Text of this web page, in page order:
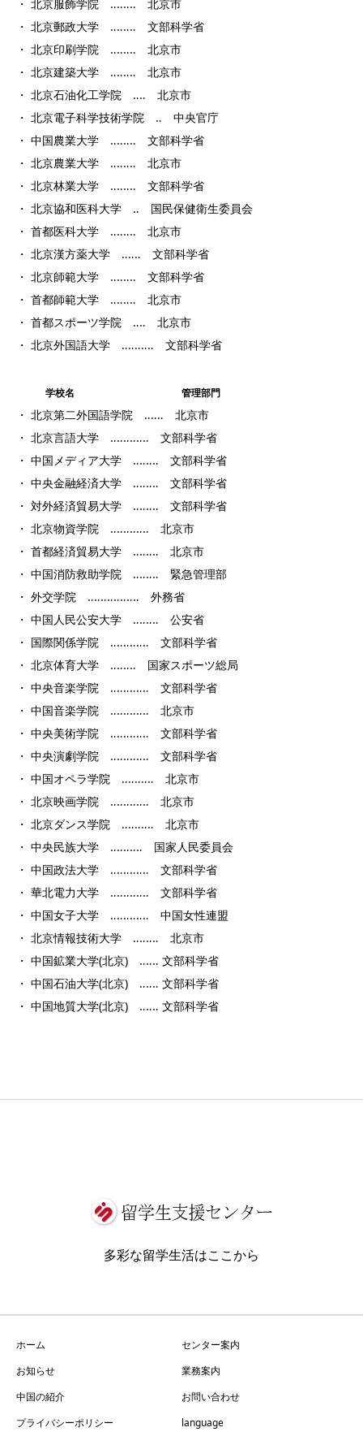
・ 北京服飾学院 ‥‥‥‥ 北京市
・ 北京郵政大学 ‥‥‥‥ 文部科学省
・ 北京印刷学院 ‥‥‥‥ 北京市
・ 北京建築大学 ‥‥‥‥ 北京市
・ 北京石油化工学院 ‥‥ 北京市
・ 北京電子科学技術学院 ‥ 中央官庁
・ 中国農業大学 ‥‥‥‥ 文部科学省
・ 北京農業大学 ‥‥‥‥ 北京市
・ 北京林業大学 ‥‥‥‥ 文部科学省
・ 北京協和医科大学 ‥ 国民保健衛生委員会
・ 首都医科大学 ‥‥‥‥ 北京市
・ 北京漢方薬大学 ‥‥‥ 文部科学省
・ 北京師範大学 ‥‥‥‥ 文部科学省
・ 首都師範大学 ‥‥‥‥ 北京市
・ 首都スポーツ学院 ‥‥ 北京市
・ 北京外国語大学 ‥‥‥‥‥ 文部科学省
学校名 管理部門
・ 北京第二外国語学院 ‥‥‥ 北京市
・ 北京言語大学 ‥‥‥‥‥‥ 文部科学省
・ 中国メディア大学 ‥‥‥‥ 文部科学省
・ 中央金融経済大学 ‥‥‥‥ 文部科学省
・ 対外経済貿易大学 ‥‥‥‥ 文部科学省
・ 北京物資学院 ‥‥‥‥‥‥ 北京市
・ 首都経済貿易大学 ‥‥‥‥ 北京市
・ 中国消防救助学院 ‥‥‥‥ 緊急管理部
・ 外交学院 ‥‥‥‥‥‥‥‥ 外務省
・ 中国人民公安大学 ‥‥‥‥ 公安省
・ 国際関係学院 ‥‥‥‥‥‥ 文部科学省
・ 北京体育大学 ‥‥‥‥ 国家スポーツ総局
・ 中央音楽学院 ‥‥‥‥‥‥ 文部科学省
・ 中国音楽学院 ‥‥‥‥‥‥ 北京市
・ 中央美術学院 ‥‥‥‥‥‥ 文部科学省
・ 中央演劇学院 ‥‥‥‥‥‥ 文部科学省
・ 中国オペラ学院 ‥‥‥‥‥ 北京市
・ 北京映画学院 ‥‥‥‥‥‥ 北京市
・ 北京ダンス学院 ‥‥‥‥‥ 北京市
・ 中央民族大学 ‥‥‥‥‥ 国家人民委員会
・ 中国政法大学 ‥‥‥‥‥‥ 文部科学省
・ 華北電力大学 ‥‥‥‥‥‥ 文部科学省
・ 中国女子大学 ‥‥‥‥‥‥ 中国女性連盟
・ 北京情報技術大学 ‥‥‥‥ 北京市
・ 中国鉱業大学(北京) ‥‥‥ 文部科学省
・ 中国石油大学(北京) ‥‥‥ 文部科学省
・ 中国地質大学(北京) ‥‥‥ 文部科学省
多彩な留学生活はここから
ホーム
センター案内
お知らせ
業務案内
中国の紹介
お問い合わせ
プライバシーポリシー
language